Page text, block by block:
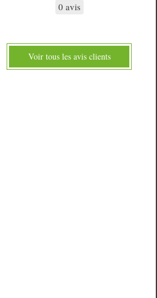
0 avis
Voir tous les avis clients